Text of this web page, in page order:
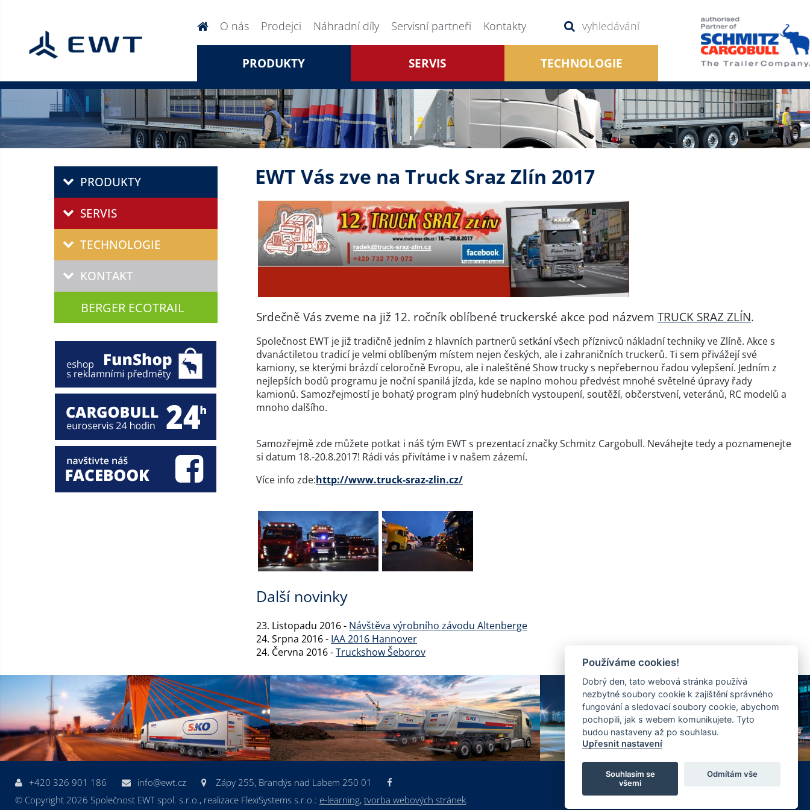
O nás Prodejci Náhradní díly Servisní partneři Kontakty
PRODUKTY SERVIS TECHNOLOGIE
EWT Vás zve na Truck Sraz Zlín 2017
Srdečně Vás zveme na již 12. ročník oblíbené truckerské akce pod názvem TRUCK SRAZ ZLÍN.
Společnost EWT je již tradičně jedním z hlavních partnerů setkání všech příznivců nákladní techniky ve Zlíně. Akce s
dvanáctiletou tradicí je velmi oblíbeným místem nejen českých, ale i zahraničních truckerů. Ti sem přivážejí své
kamiony, se kterými brázdí celoročně Evropu, ale i naleštěné Show trucky s nepřebernou řadou vylepšení. Jedním z
nejlepších bodů programu je noční spanilá jízda, kde se naplno mohou předvést mnohé světelné úpravy řady
kamionů. Samozřejmostí je bohatý program plný hudebních vystoupení, soutěží, občerstvení, veteránů, RC modelů a
mnoho dalšího.
Samozřejmě zde můžete potkat i náš tým EWT s prezentací značky Schmitz Cargobull. Neváhejte tedy a poznamenejte
si datum 18.-20.8.2017! Rádi vás přivítáme i v našem zázemí.
Více info zde:http://www.truck-sraz-zlin.cz/
Další novinky
23. Listopadu 2016 - Návštěva výrobního závodu Altenberge
24. Srpna 2016 - IAA 2016 Hannover
24. Června 2016 -Truckshow Šeborov
PRODUKTY
SERVIS
TECHNOLOGIE
KONTAKT
BERGER ECOTRAIL
+420 326 901 186 info@ewt.cz
Zápy 255, Brandýs nad Labem 250 01
© Copyright 2026 Společnost EWT spol. s.r.o., realizace FlexiSystems s.r.o.: e-learning, tvorba webových stránek.
CMS FLexiSite
Používáme cookies!
Dobrý den, tato webová stránka používá
nezbytné soubory cookie k zajištění správného
fungování a sledovací soubory cookie, abychom
pochopili, jak s webem komunikujete. Tyto
budou nastaveny až po souhlasu.
Upřesnit nastavení
Souhlasím se
všemi
Odmítám vše